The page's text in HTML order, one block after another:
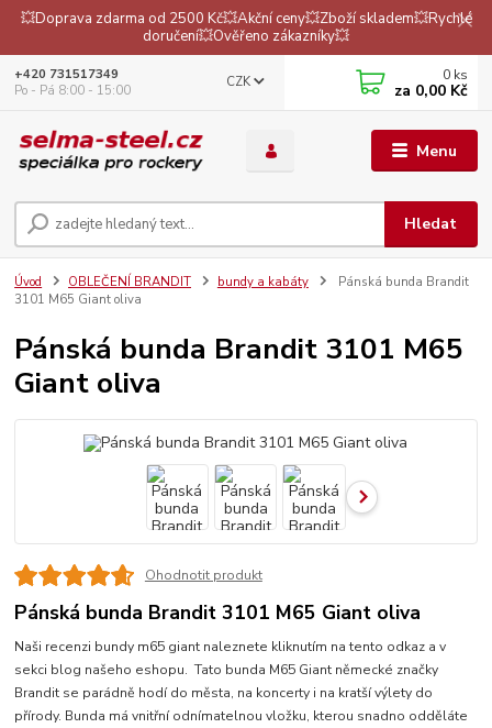
💥Doprava zdarma od 2500 Kč💥Akční ceny💥Zboží skladem💥Rychlé
doručení💥Ověřeno zákazníky💥
Menu
CZK
Hledat
+420 731517349
Po - Pá 8:00 - 15:00
0 ks
za 0,00 Kč
Úvod OBLEČENÍ BRANDIT bundy a kabáty
Pánská bunda Brandit
3101 M65 Giant oliva
Pánská bunda Brandit 3101 M65
Giant oliva
Ohodnotit produkt
Pánská bunda Brandit 3101 M65 Giant oliva
Naši recenzi bundy m65 giant naleznete kliknutím na tento odkaz a v
sekci blog našeho eshopu. Tato bunda M65 Giant německé značky
Brandit se parádně hodí do města, na koncerty i na kratší výlety do
přírody. Bunda má vnitřní odnímatelnou vložku, kterou snadno odděláte